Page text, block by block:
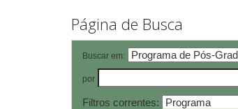
Página de Busca
Buscar em:
por
Filtros correntes: